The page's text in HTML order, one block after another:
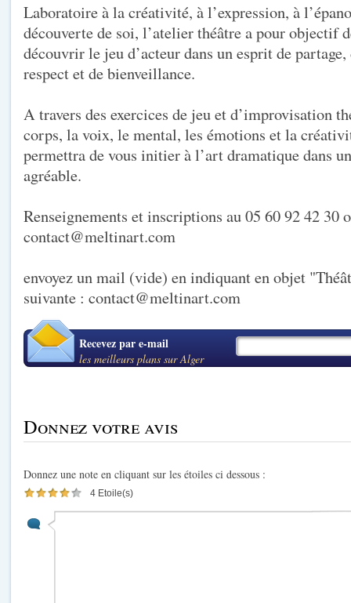
Laboratoire à la créativité, à l’expression, à
découverte de soi, l’atelier théâtre a pour objectif
découvrir le jeu d’acteur dans un esprit de
respect et de bienveillance.
A travers des exercices de jeu et d’improvisation
corps, la voix, le mental, les émotions et la
permettra de vous initier à l’art dramatique dans
agréable.
Renseignements et inscriptions au 05 60 92 42 30
contact@meltinart.com
envoyez un mail (vide) en indiquant en objet
suivante : contact@meltinart.com
Recevez par e-mail
les meilleurs plans sur Alger
Donnez votre avis
Donnez une note en cliquant sur les étoiles ci dessous :
4 Etoile(s)